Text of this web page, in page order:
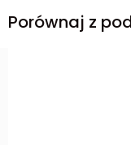
Porównaj z